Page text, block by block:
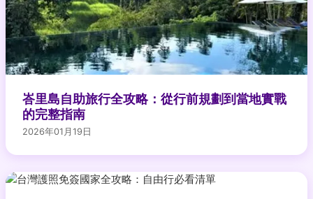
峇里島自助旅行全攻略：從行前規劃到當地實戰
的完整指南
2026年01月19日